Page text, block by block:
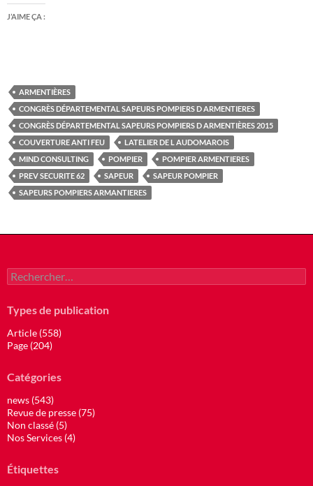
J’AIME ÇA :
ARMENTIÈRES
CONGRÈS DÉPARTEMENTAL SAPEURS POMPIERS D ARMENTIERES
CONGRÈS DÉPARTEMENTAL SAPEURS POMPIERS D ARMENTIÈRES 2015
COUVERTURE ANTI FEU
LATELIER DE L AUDOMAROIS
MIND CONSULTING
POMPIER
POMPIER ARMENTIERES
PREV SECURITE 62
SAPEUR
SAPEUR POMPIER
SAPEURS POMPIERS ARMANTIERES
Rechercher :
Types de publication
Article (558)
Page (204)
Catégories
news (543)
Revue de presse (75)
Non classé (5)
Nos Services (4)
Étiquettes